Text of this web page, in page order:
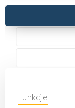
Funkcje